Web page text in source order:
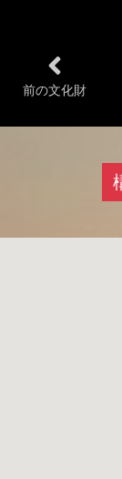
前の文化財